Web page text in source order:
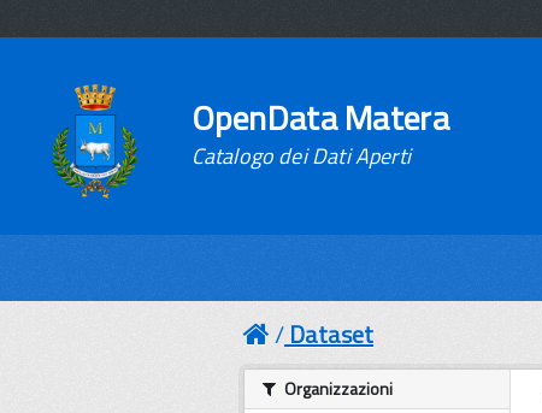
OpenData Matera
Catalogo dei Dati Aperti
Dataset
Organizzazioni